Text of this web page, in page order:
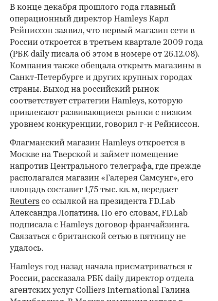
В конце декабря прошлого года главный
операционный директор Hamleys Карл
Рейниссон заявил, что первый магазин сети в
России откроется в третьем квартале 2009 года
(РБК daily писала об этом в номере от 26.12.08).
Компания также обещала открыть магазины в
Санкт-Петербурге и других крупных городах
страны. Выход на российский рынок
соответствует стратегии Hamleys, которую
привлекают развивающиеся рынки с низким
уровнем конкуренции, говорил г-н Рейниссон.
Флагманский магазин Hamleys откроется в
Москве на Тверской и займет помещение
напротив Центрального телеграфа, где прежде
располагался магазин «Галерея Самсунг», его
площадь составит 1,75 тыс. кв. м, передает
Reuters со ссылкой на президента FD.Lab
Александра Лопатина. По его словам, FD.Lab
подписала с Hamleys договор франчайзинга.
Связаться с британской сетью в пятницу не
удалось.
Hamleys год назад начала присматриваться к
России, рассказала РБК daily директор отдела
агентских услуг Colliers International Галина